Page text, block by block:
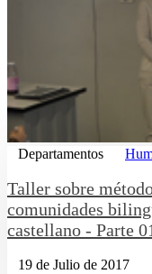
Departamentos
Taller sobre
comunidades
castellano - Parte
19 de Julio de 2017